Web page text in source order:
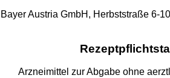
Bayer Austria GmbH, Herbststraße 6-
Arzneimittel zur Abgabe ohne